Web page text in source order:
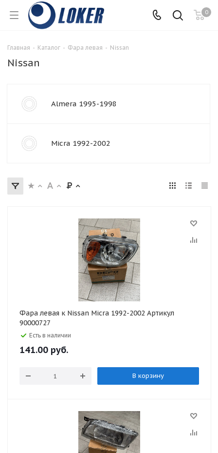
0
Главная - Каталог - Фара левая - Nissan
Nissan
Almera 1995-1998
Micra 1992-2002
Фара левая к Nissan Micra 1992-2002 Артикул
90000727
Есть в наличии
141.00 руб.
В корзину